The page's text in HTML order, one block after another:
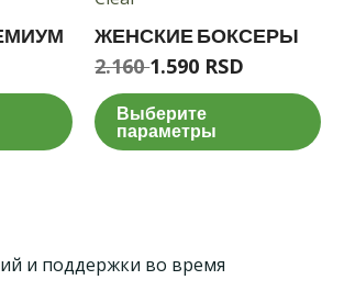
ЖЕНСКИЕ БОКСЕРЫ
2.1601.590 RSD
Выберите
параметры
и поддержки во время